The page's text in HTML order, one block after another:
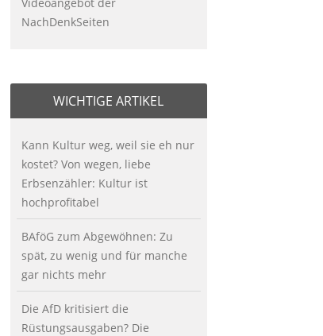
NachDenkSeiten
WICHTIGE ARTIKEL
Kann Kultur weg, weil sie eh nur
kostet? Von wegen, liebe
Erbsenzähler: Kultur ist
hochprofitabel
BAföG zum Abgewöhnen: Zu
spät, zu wenig und für manche
gar nichts mehr
Die AfD kritisiert die
Rüstungsausgaben? Die